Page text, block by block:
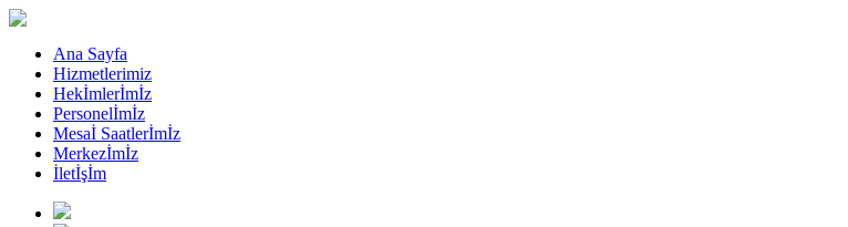
Ana Sayfa
Hizmetlerimiz
Hekİmlerİmİz
Personelİmİz
Mesaİ Saatlerİmİz
Merkezİmİz
İletİşİm